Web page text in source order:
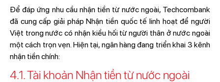
Để đáp ứng nhu cầu nhận tiền từ nước ngoài, Techcombank
đã cung cấp giải pháp Nhận tiền quốc tế linh hoạt để người
Việt trong nước có nhận kiều hối từ người thân ở nước ngoài
một cách trọn vẹn. Hiện tại, ngân hàng đang triển khai 3 kênh
nhận tiền chính:
4.1. Tài khoản Nhận tiền từ nước ngoài